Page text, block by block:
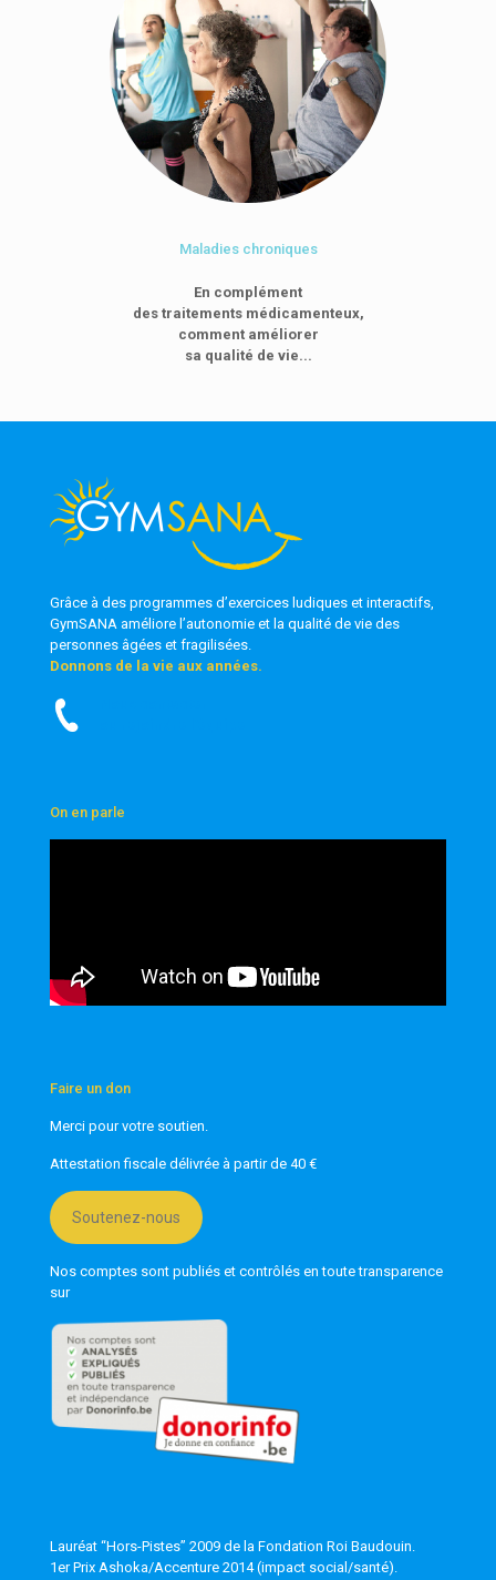
Maladies chroniques
En complément
des traitements médicamenteux,
comment améliorer
sa qualité de vie...
Grâce à des programmes d’exercices ludiques et interactifs,
GymSANA améliore l’autonomie et la qualité de vie des
personnes âgées et fragilisées.
Donnons de la vie aux années.
On en parle
Faire un don
Merci pour votre soutien.
Attestation fiscale délivrée à partir de 40 €
Soutenez-nous
Nos comptes sont publiés et contrôlés en toute transparence
sur
Lauréat “Hors-Pistes” 2009 de la Fondation Roi Baudouin.
1er Prix Ashoka/Accenture 2014 (impact social/santé).